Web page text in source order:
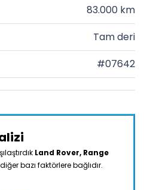
83.000 km
Tam deri
#07642
Land Rover, Range
bazı faktörlere bağlıdır.